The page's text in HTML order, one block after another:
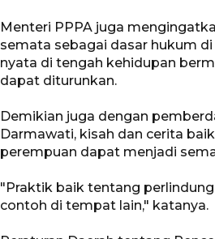
Menteri PPPA juga
semata sebagai dasar hukum
nyata di tengah kehidupan
dapat diturunkan.
Demikian juga dengan
Darmawati, kisah dan cerita
perempuan dapat menjadi
"Praktik baik tentang
contoh di tempat lain," katanya.